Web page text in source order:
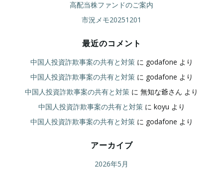
高配当株ファンドのご案内
市況メモ20251201
最近のコメント
中国人投資詐欺事案の共有と対策に godafone より
中国人投資詐欺事案の共有と対策に godafone より
中国人投資詐欺事案の共有と対策 に 無知な爺さん より
中国人投資詐欺事案の共有と対策に koyu より
中国人投資詐欺事案の共有と対策に godafone より
アーカイブ
2026年5月